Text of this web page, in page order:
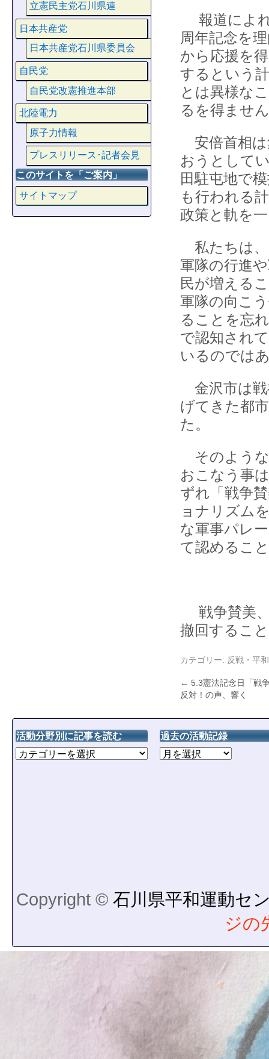
報道によれ
周年記念を
から応援を
するという
とは異様な
るを得ませ
安倍首相は
おうとして
田駐屯地で
も行われる
政策と軌を
私たちは、
軍隊の行進
民が増える
軍隊の向こ
ることを忘
で認知され
いるのでは
金沢市は戦
げてきた都
た。
そのような
おこなう事
ずれ「戦争
ョナリズム
な軍事パレ
て認めるこ
戦争賛美、
撤回するこ
カテゴリー: 反戦・平和
← 5.3憲法記念日「戦
反対！の声、響く
立憲民主党石川県連
日本共産党
日本共産党石川県委員会
自民党
自民党改憲推進本部
北陸電力
原子力情報
プレスリリース･記者会見
このサイトを「ご案内」
サイトマップ
活動分野別に記事を読む 過去の活動記録
Copyright © 石川県平和運動セ
ジの